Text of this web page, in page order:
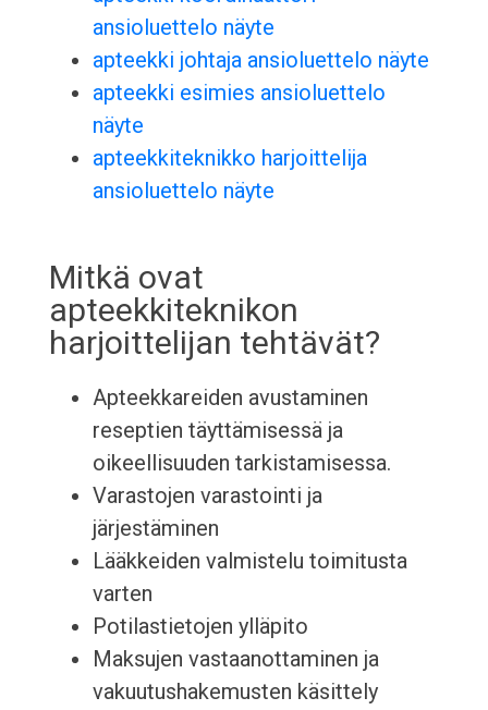
ansioluettelo näyte
apteekki johtaja ansioluettelo näyte
apteekki esimies ansioluettelo
näyte
apteekkiteknikko harjoittelija
ansioluettelo näyte
Mitkä ovat
apteekkiteknikon
harjoittelijan tehtävät?
Apteekkareiden avustaminen
reseptien täyttämisessä ja
oikeellisuuden tarkistamisessa.
Varastojen varastointi ja
järjestäminen
Lääkkeiden valmistelu toimitusta
varten
Potilastietojen ylläpito
Maksujen vastaanottaminen ja
vakuutushakemusten käsittely